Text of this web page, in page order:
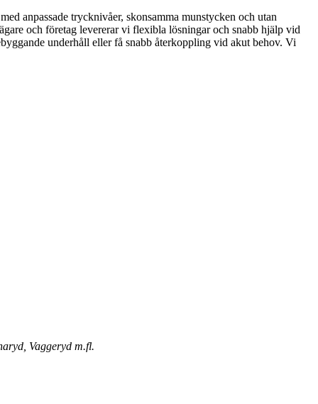
anpassade trycknivåer, skonsamma munstycken och utan
och företag levererar vi flexibla lösningar och snabb hjälp vid
underhåll eller få snabb återkoppling vid akut behov. Vi
Vaggeryd m.fl.